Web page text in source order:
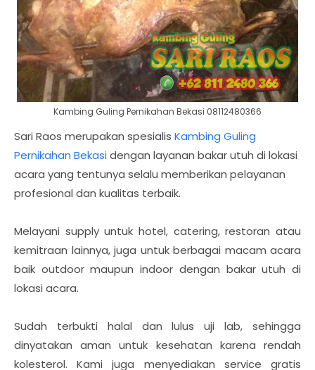
Kambing Guling Pernikahan Bekasi 08112480366
Sari Raos merupakan spesialis Kambing Guling
Pernikahan Bekasidengan layanan bakar utuh di lokasi
acara yang tentunya selalu memberikan pelayanan
profesional dan kualitas terbaik.
Melayani supply untuk hotel, catering, restoran atau
kemitraan lainnya, juga untuk berbagai macam acara
baik outdoor maupun indoor dengan bakar utuh di
lokasi acara.
Sudah terbukti halal dan lulus uji lab, sehingga
dinyatakan aman untuk kesehatan karena rendah
kolesterol. Kami juga menyediakan service gratis